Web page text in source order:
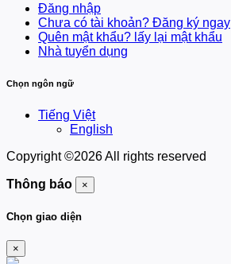
Đăng nhập
Chưa có tài khoản? Đăng ký ngay
Quên mật khẩu? lấy lại mật khẩu
Nhà tuyển dụng
Chọn ngôn ngữ
Tiếng Việt
English
Copyright ©2026 All rights reserved
Thông báo ×
Chọn giao diện
×